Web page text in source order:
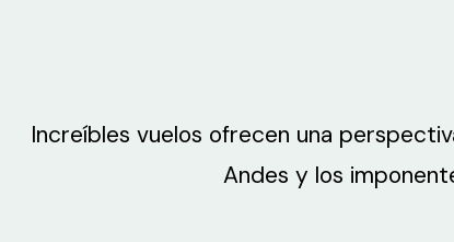
Increíbles vuelos ofrecen una
Andes y los